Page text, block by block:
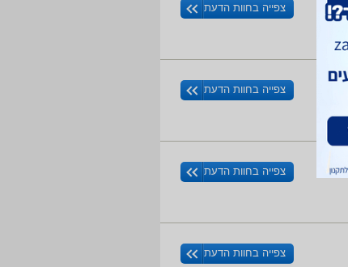
צפייה בחוות הדעת
צפייה בחוות הדעת
צפייה בחוות הדעת
צפייה בחוות הדעת